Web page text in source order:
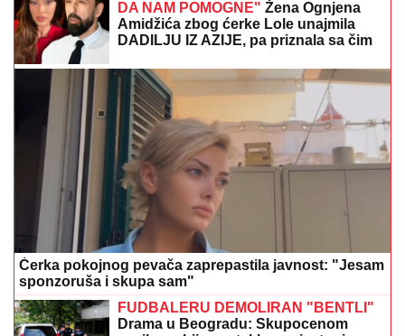
DRAGAN STANKOVIĆ DAO OGROMAN NOVAC ZA
GALA PROSLAVUEvo koja cifra je u pitanju - sve
prštalo od luksuza
HAOS U BEOGRADU:
Reprezentativcu Srbije demoliran auto
MNOGE OD OVIH PESAMA
OBOŽAVATEOvo je 10 numera koje je
Dino Merlin "ukrao" od stranih
izvođača - ostaćete u čudu kad vidite
spisak